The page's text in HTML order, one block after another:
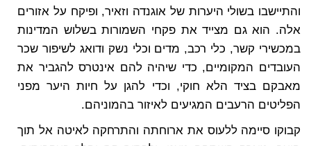
והתיישבו בשולי היערות של אוגנדה וזאיר, ופיקח על אזורים
אלה. הוא גם מצייד את פקחי השמורות בשלוש המדינות
במכשירי קשר, כלי רכב, מדים וכלי נשק ודואג לשיפור שכר
העובדים המקומיים, כדי שיהיה להם אינטרס להגביר את
מאבקם בציד הלא חוקי, וכדי להגן על חיות היער מפני
הפליטים הרעבים המגיעים לאיזור בהמוניהם.
קבוקו סיימה ללעוס את ארוחתה והתרחקה לאיטה אל תוך